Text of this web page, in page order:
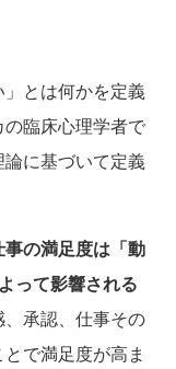
とは何かを定義
臨床心理学者で
に基づいて定義
事の満足度は「動
って影響される
承認、仕事その
で満足度が高ま